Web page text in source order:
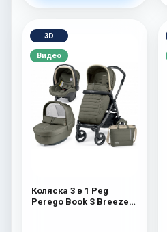
3D
Видео
Коляска 3 в 1 Peg
Perego Book S Breeze